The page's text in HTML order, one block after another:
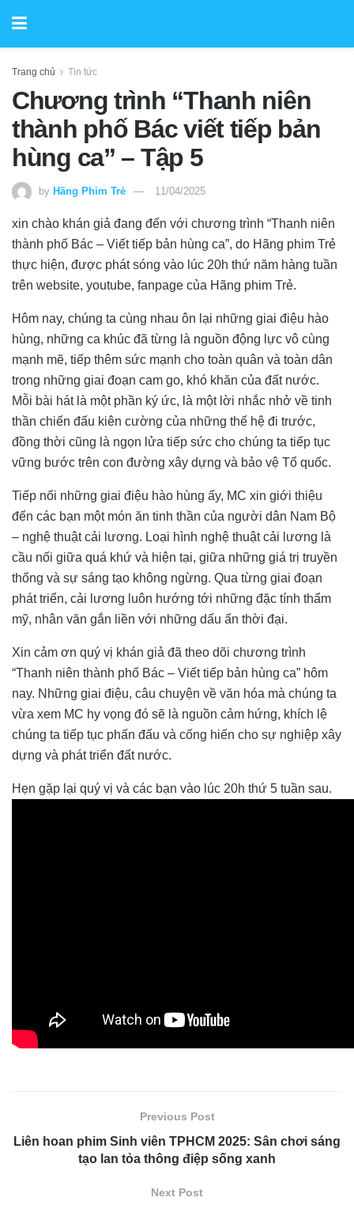
Trang chủ Tin tức
Chương trình “Thanh niên
thành phố Bác viết tiếp bản
hùng ca” – Tập 5
by Hãng Phim Trẻ 11/04/2025
xin chào khán giả đang đến với chương trình “Thanh niên
thành phố Bác – Viết tiếp bản hùng ca”, do Hãng phim Trẻ
thực hiện, được phát sóng vào lúc 20h thứ năm hàng tuần
trên website, youtube, fanpage của Hãng phim Trẻ.
Hôm nay, chúng ta cùng nhau ôn lại những giai điệu hào
hùng, những ca khúc đã từng là nguồn động lực vô cùng
mạnh mẽ, tiếp thêm sức mạnh cho toàn quân và toàn dân
trong những giai đoạn cam go, khó khăn của đất nước.
Mỗi bài hát là một phần ký ức, là một lời nhắc nhở về tinh
thần chiến đấu kiên cường của những thế hệ đi trước,
đồng thời cũng là ngọn lửa tiếp sức cho chúng ta tiếp tục
vững bước trên con đường xây dựng và bảo vệ Tổ quốc.
Tiếp nối những giai điệu hào hùng ấy, MC xin giới thiệu
đến các bạn một món ăn tinh thần của người dân Nam Bộ
– nghệ thuật cải lương. Loại hình nghệ thuật cải lương là
cầu nối giữa quá khứ và hiện tại, giữa những giá trị truyền
thống và sự sáng tạo không ngừng. Qua từng giai đoạn
phát triển, cải lương luôn hướng tới những đặc tính thẩm
mỹ, nhân văn gắn liền với những dấu ấn thời đại.
Xin cảm ơn quý vị khán giả đã theo dõi chương trình
“Thanh niên thành phố Bác – Viết tiếp bản hùng ca” hôm
nay. Những giai điệu, câu chuyện về văn hóa mà chúng ta
vừa xem MC hy vọng đó sẽ là nguồn cảm hứng, khích lệ
chúng ta tiếp tục phấn đấu và cống hiến cho sự nghiệp xây
dựng và phát triển đất nước.
Hẹn gặp lại quý vị và các bạn vào lúc 20h thứ 5 tuần sau.
Previous Post
Liên hoan phim Sinh viên TPHCM 2025: Sân chơi sáng
tạo lan tỏa thông điệp sống xanh
Next Post